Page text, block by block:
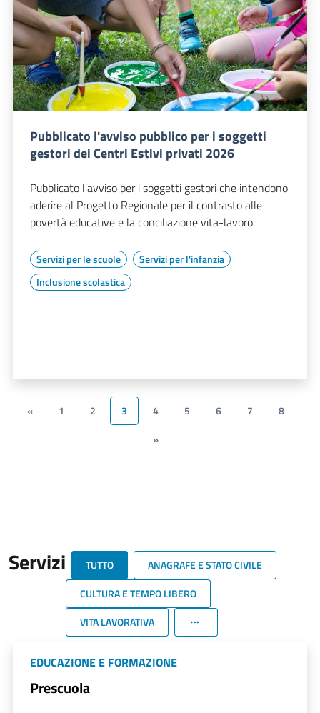
Pubblicato l'avviso pubblico per i soggetti
gestori dei Centri Estivi privati 2026
Pubblicato l'avviso per i soggetti gestori che intendono
aderire al Progetto Regionale per il contrasto alle
povertà educative e la conciliazione vita-lavoro
Servizi per le scuole
Servizi per l'infanzia
Inclusione scolastica
« 1 2 3 4 5 6 7
8
»
Servizi TUTTO
ANAGRAFE E STATO CIVILE
CULTURA E TEMPO LIBERO
VITA LAVORATIVA
EDUCAZIONE E FORMAZIONE
Prescuola